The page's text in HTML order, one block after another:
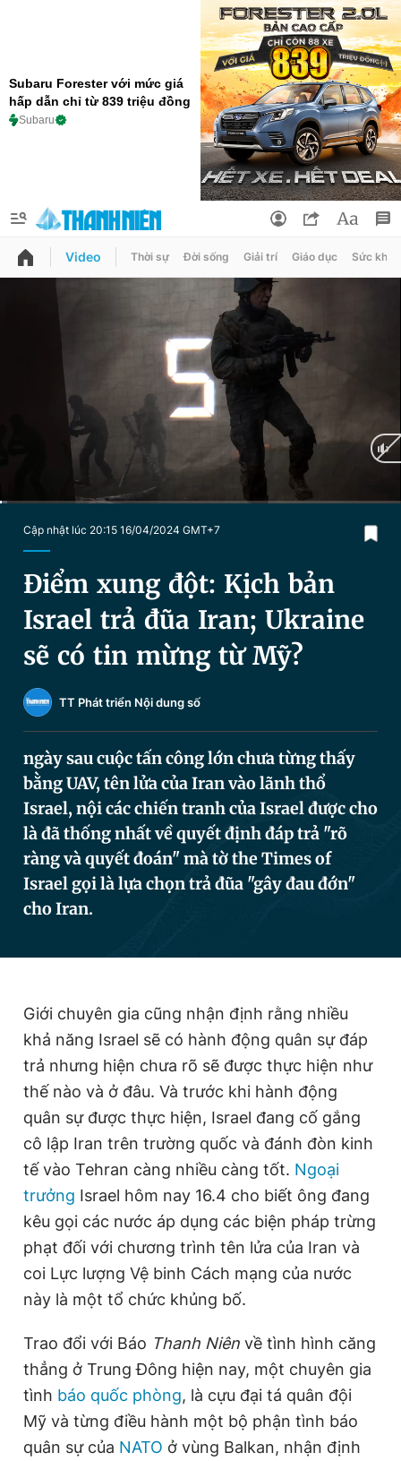
Subaru Forester với mức giá
hấp dẫn chỉ từ 839 triệu đồng
Subaru
QUẢNG CÁO
Chuyên mục
Chuyên mục khác
Chào ngày mới Tin 24h
Video Magazine
Sản phẩm khác
Bạn cần biết
Thông tin tòa soạn Liên hệ quảng cáo
Đọc Thanh Niên trên điện thoại
0906 645 777
Liên hệ quảng cáo
0908 780 404
Đặt báo Quảng cáo RSS Tòa soạn Chính sách bảo
Tổng biên tập: Nguyễn Ngọc Toàn
Phó tổng biên tập thường trực: Hải Thành
Phó tổng biên tập: Trần Việt Hưng
Tổng thư ký tòa soạn: Đức Trung
Giấy phép xuất bản số 110/GP - BTTTT cấp ngày 24.3.2020
© 2003-2026 Bản quyền thuộc về Báo Thanh Niên. Cấm sao
chép dưới mọi hình thức nếu không có sự chấp thuận bằng văn
bản. Phát triển bởi ePi Technologies, JSC.
Thông tin tài khoản
Tin đã lưu
Tin đã xem
Video Thời sự Đời sống Giải trí Giáo dục Sức khỏe
Cập nhật lúc 20:15 16/04/2024 GMT+7
Điểm xung đột: Kịch bản
Israel trả đũa Iran; Ukraine
sẽ có tin mừng từ Mỹ?
TT Phát triển Nội dung số
ngày sau cuộc tấn công lớn chưa từng thấy
bằng UAV, tên lửa của Iran vào lãnh thổ
Israel, nội các chiến tranh của Israel được cho
là đã thống nhất về quyết định đáp trả "rõ
ràng và quyết đoán" mà tờ the Times of
Israel gọi là lựa chọn trả đũa "gây đau đớn"
cho Iran.
Giới chuyên gia cũng nhận định rằng nhiều
khả năng Israel sẽ có hành động quân sự đáp
trả nhưng hiện chưa rõ sẽ được thực hiện như
thế nào và ở đâu. Và trước khi hành động
quân sự được thực hiện, Israel đang cố gắng
cô lập Iran trên trường quốc và đánh đòn kinh
tế vào Tehran càng nhiều càng tốt. Ngoại
trưởng Israel hôm nay 16.4 cho biết ông đang
kêu gọi các nước áp dụng các biện pháp trừng
phạt đối với chương trình tên lửa của Iran và
coi Lực lượng Vệ binh Cách mạng của nước
này là một tổ chức khủng bố.
Trao đổi với Báo Thanh Niên về tình hình căng
thẳng ở Trung Đông hiện nay, một chuyên gia
tình báo quốc phòng, là cựu đại tá quân đội
Mỹ và từng điều hành một bộ phận tình báo
quân sự của NATO ở vùng Balkan, nhận định